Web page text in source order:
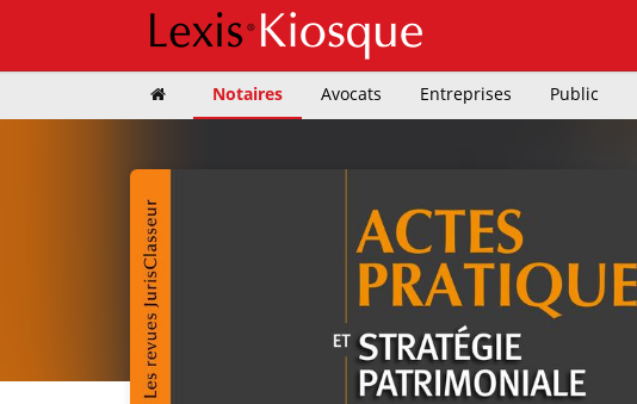
Notaires Avocats Entreprises Public